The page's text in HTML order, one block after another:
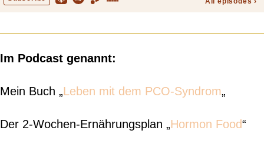
Im Podcast genannt:
Mein Buch „Leben mit dem PCO-Syndrom„
Der 2-Wochen-Ernährungsplan „Hormon Food“